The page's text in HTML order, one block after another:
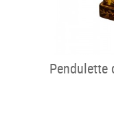
Pendulette